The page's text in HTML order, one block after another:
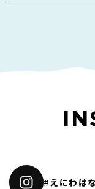
#えにわは